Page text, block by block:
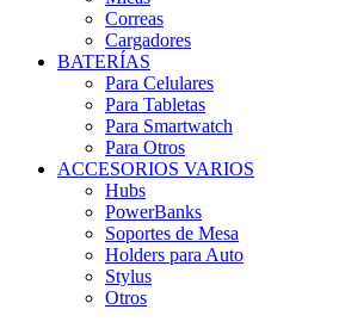
Correas
Cargadores
BATERÍAS
Para Celulares
Para Tabletas
Para Smartwatch
Para Otros
ACCESORIOS VARIOS
Hubs
PowerBanks
Soportes de Mesa
Holders para Auto
Stylus
Otros